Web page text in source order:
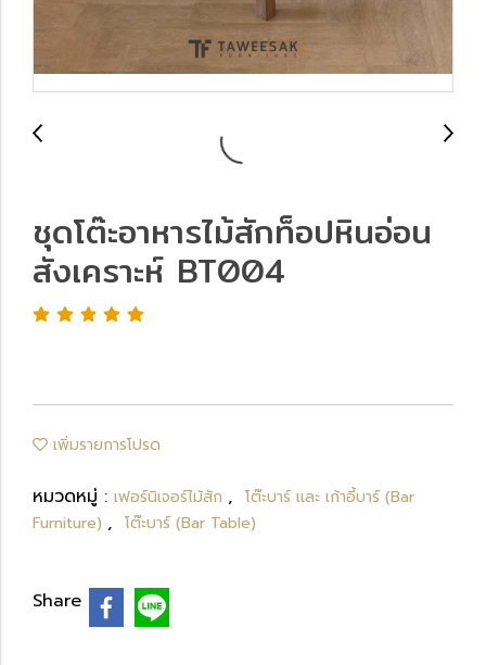
ชุดโต๊ะอาหารไม้สักท็อปหินอ่อน
สังเคราะห์ BT004
เพิ่มรายการโปรด
หมวดหมู่ : เฟอร์นิเจอร์ไม้สัก , โต๊ะบาร์ และ เก้าอี้บาร์ (Bar
Furniture) , โต๊ะบาร์ (Bar Table)
Share